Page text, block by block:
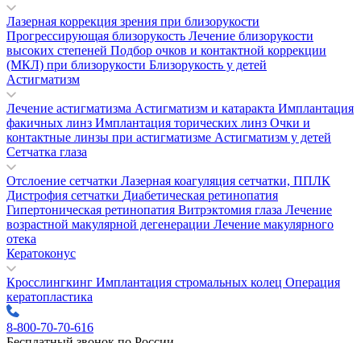
Лазерная коррекция зрения при близорукости
Прогрессирующая близорукость Лечение близорукости
высоких степеней Подбор очков и контактной коррекции
(МКЛ) при близорукости Близорукость у детей
Астигматизм
Лечение астигматизма Астигматизм и катаракта Имплантация
факичных линз Имплантация торических линз Очки и
контактные линзы при астигматизме Астигматизм у детей
Сетчатка глаза
Отслоение сетчатки Лазерная коагуляция сетчатки, ППЛК
Дистрофия сетчатки Диабетическая ретинопатия
Гипертоническая ретинопатия Витрэктомия глаза Лечение
возрастной макулярной дегенерации Лечение макулярного
отека
Кератоконус
Кросслингкинг Имплантация стромальных колец Операция
кератопластика
8-800-70-70-616